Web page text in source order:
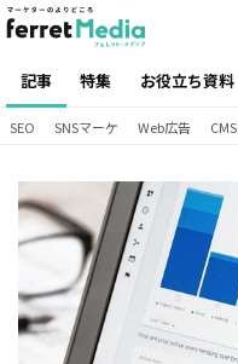
記事 特集 お役立ち資料
SEO SNSマーケ Web広告 CMS